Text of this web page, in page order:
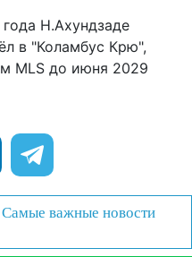
Н.Ахундзаде
в "Коламбус Крю",
MLS до июня 2029
Самые важные новости